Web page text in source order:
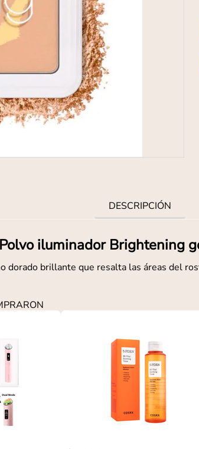
DESCRIPCIÓN
Polvo iluminador Brightening
dorado brillante que resalta las áreas del